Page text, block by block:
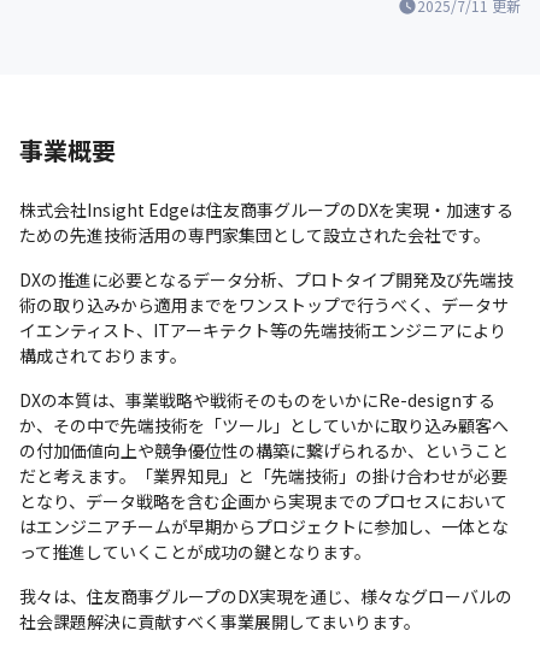
2025/7/11 更新
事業概要
株式会社Insight Edgeは住友商事グループのDXを実現・加速する
ための先進技術活用の専門家集団として設立された会社です。
DXの推進に必要となるデータ分析、プロトタイプ開発及び先端技
術の取り込みから適用までをワンストップで行うべく、データサ
イエンティスト、ITアーキテクト等の先端技術エンジニアにより
構成されております。
DXの本質は、事業戦略や戦術そのものをいかにRe-designする
か、その中で先端技術を「ツール」としていかに取り込み顧客へ
の付加価値向上や競争優位性の構築に繋げられるか、ということ
だと考えます。「業界知見」と「先端技術」の掛け合わせが必要
となり、データ戦略を含む企画から実現までのプロセスにおいて
はエンジニアチームが早期からプロジェクトに参加し、一体とな
って推進していくことが成功の鍵となります。
我々は、住友商事グループのDX実現を通じ、様々なグローバルの
社会課題解決に貢献すべく事業展開してまいります。